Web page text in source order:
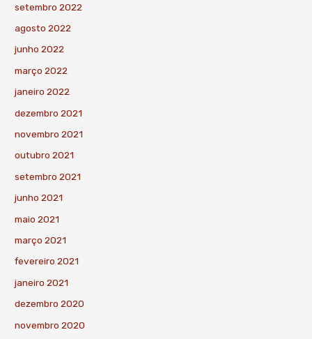
setembro 2022
agosto 2022
junho 2022
março 2022
janeiro 2022
dezembro 2021
novembro 2021
outubro 2021
setembro 2021
junho 2021
maio 2021
março 2021
fevereiro 2021
janeiro 2021
dezembro 2020
novembro 2020